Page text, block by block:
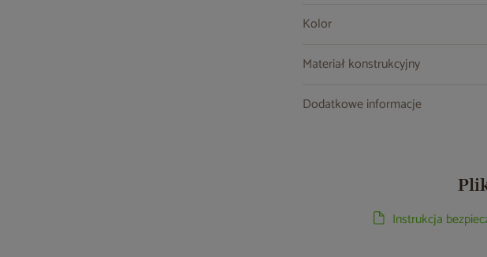
Kolor
Materiał konstrukcyjny
Dodatkowe informacje
Instrukcja